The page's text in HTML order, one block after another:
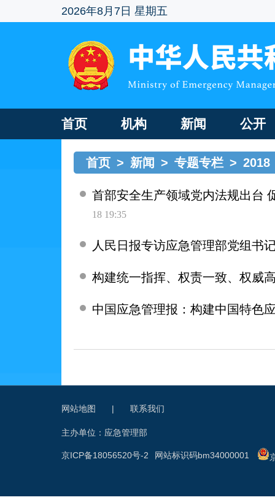
2026年8月7日 星期五
首页 机构 新闻 公开
首页 > 新闻 > 专题专栏 > 2018
首部安全生产领域党内法规出台
18 19:35
人民日报专访应急管理部党组书
构建统一指挥、权责一致、权威
中国应急管理报：构建中国特色
网站地图 | 联系我们
主办单位：应急管理部
网站标识码bm34000001
京ICP备18056520号-2